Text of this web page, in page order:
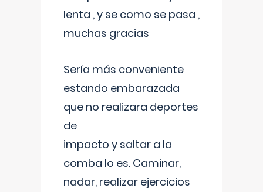
lenta , y se como se pasa ,
muchas gracias
Sería más conveniente
estando embarazada
que no realizara deportes
de
impacto y saltar a la
comba lo es. Caminar,
nadar, realizar ejercicios